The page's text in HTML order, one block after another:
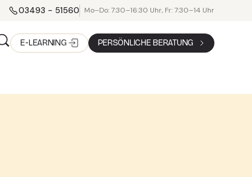
03493 - 51560 Mo–Do: 7:30–16:30 Uhr, Fr: 7:30–14 Uhr
E-LEARNING PERSÖNLICHE BERATUNG